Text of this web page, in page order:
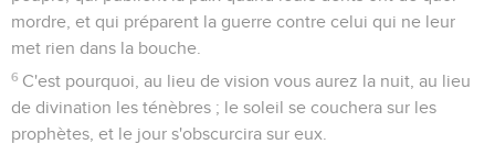
mordre, et qui préparent la guerre contre celui qui ne leur
met rien dans la bouche.
6 C'est pourquoi, au lieu de vision vous aurez la nuit, au lieu
de divination les ténèbres ; le soleil se couchera sur les
prophètes, et le jour s'obscurcira sur eux.